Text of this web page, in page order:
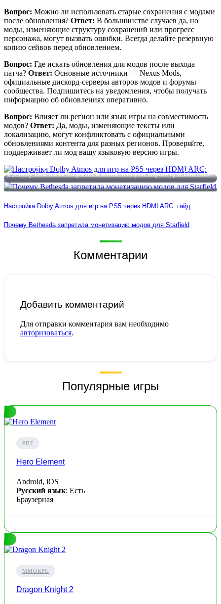
Вопрос: Можно ли использовать старые сохранения с модами
после обновления? Ответ: В большинстве случаев да, но
моды, изменяющие структуру сохранений или прогресс
персонажа, могут вызвать ошибки. Всегда делайте резервную
копию сейвов перед обновлением.
Вопрос: Где искать обновления для модов после выхода
патча? Ответ: Основные источники — Nexus Mods,
официальные дискорд-серверы авторов модов и форумы
сообщества. Подпишитесь на уведомления, чтобы получать
информацию об обновлениях оперативно.
Вопрос: Влияет ли регион или язык игры на совместимость
модов? Ответ: Да, моды, изменяющие тексты или
локализацию, могут конфликтовать с официальными
обновлениями контента для разных регионов. Проверяйте,
поддерживает ли мод вашу языковую версию игры.
Настройка Dolby Atmos для игр на PS5 через HDMI ARC: гайд
Почему Bethesda запретила монетизацию модов для Starfield
Настройка Dolby Atmos для игр на PS5 через HDMI ARC: гайд
Почему Bethesda запретила монетизацию модов для Starfield
Комментарии
Добавить комментарий
Для отправки комментария вам необходимо
авторизоваться.
Популярные игры
РПГ
Hero Element
Android, iOS
Русский язык: Есть
Браузерная
MMORPG
Dragon Knight 2